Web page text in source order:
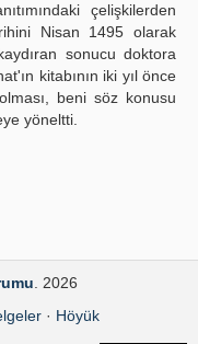
çelişkilerden
Nisan 1495 olarak
sonucu doktora
kitabının iki yıl önce
olması, beni söz konusu
yöneltti.
. 2026
· Höyük